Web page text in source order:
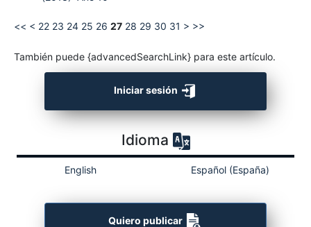
<< < 22 23 24 25 26 27 28 29 30 31 > >>
También puede {advancedSearchLink} para este artículo.
Iniciar sesión
Idioma
English Español (España)
Quiero publicar